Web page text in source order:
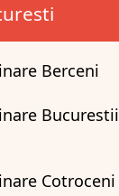
Berceni
Bucurestii
Cotroceni